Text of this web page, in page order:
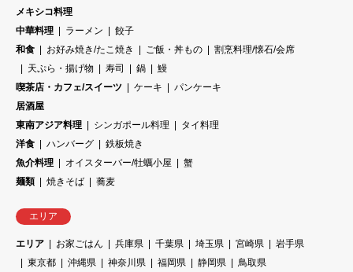
メキシコ料理
中華料理
ラーメン
餃子
和食
お好み焼き/たこ焼き ご飯・丼もの
割烹料理/懐石/会席
天ぷら・揚げ物
寿司 鍋
鰻
喫茶店・カフェ/スイーツ
ケーキ
パンケーキ
居酒屋
東南アジア料理
シンガポール料理
タイ料理
洋食
ハンバーグ
鉄板焼き
魚介料理
オイスターバー/牡蠣小屋
蟹
麺類
焼きそば 蕎麦
エリア
エリア お家ごはん 兵庫県 千葉県 埼玉県 宮崎県
岩手県
東京都
沖縄県 神奈川県 福岡県 静岡県
鳥取県